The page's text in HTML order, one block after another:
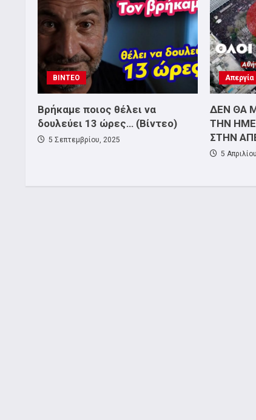
ΒΙΝΤΕΟ
Βρήκαμε ποιος θέλει να
δουλεύει 13 ώρες… (Βίντεο)
5 Σεπτεμβρίου, 2025
Απεργία
ΔΕΝ ΘΑ
ΤΗΝ
ΣΤΗΝ
5